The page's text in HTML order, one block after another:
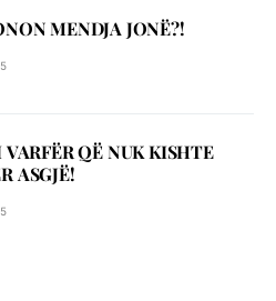
MENDJA JONË?!
QË NUK KISHTE
ASGJË!